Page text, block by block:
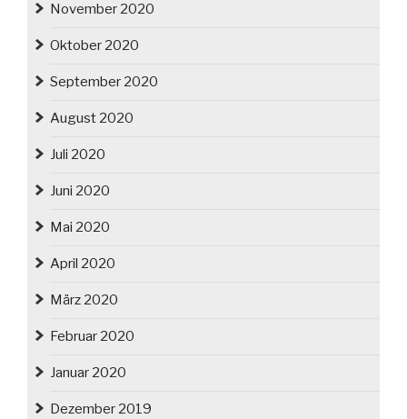
November 2020
Oktober 2020
September 2020
August 2020
Juli 2020
Juni 2020
Mai 2020
April 2020
März 2020
Februar 2020
Januar 2020
Dezember 2019